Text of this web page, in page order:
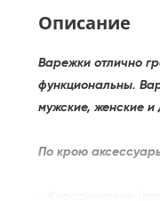
Описание
Варежки отлично
функциональны.
мужские, женские и
По крою